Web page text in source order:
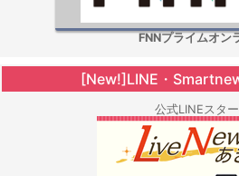
FNNプライムオン
[New!]LINE・
公式LINEスター